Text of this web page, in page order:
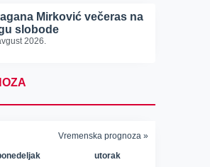
Mirković večeras na
slobode
2026.